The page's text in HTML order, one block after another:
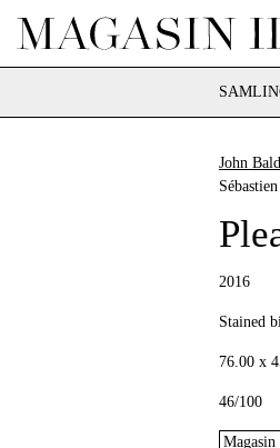
John
2016
Stained
76.00 x
46/100